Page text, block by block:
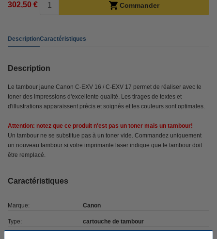
302,50 € Commander
DescriptionCaractéristiques
Description
Le tambour jaune Canon C-EXV 16 / C-EXV 17 permet de réaliser avec le
toner des impressions d'excellente qualité. Les tirages de textes et
d'illustrations apparaissent précis et soignés et les couleurs sont optimales.
Attention: notez que ce produit n'est pas un toner mais un tambour!
Un tambour ne se substitue pas à un toner vide. Commandez uniquement
un nouveau tambour si votre imprimante laser indique que le tambour doit
être remplacé.
Caractéristiques
Marque: Canon
Type: cartouche de tambour